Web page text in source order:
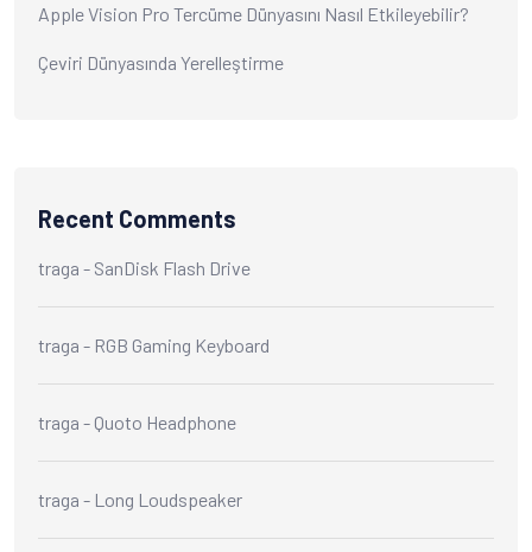
Apple Vision Pro Tercüme Dünyasını Nasıl Etkileyebilir?
Çeviri Dünyasında Yerelleştirme
Recent Comments
traga - SanDisk Flash Drive
traga - RGB Gaming Keyboard
traga - Quoto Headphone
traga - Long Loudspeaker